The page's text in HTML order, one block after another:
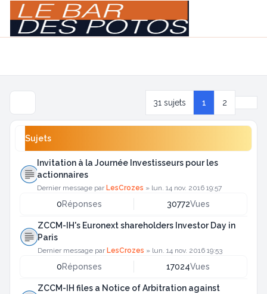
31 sujets 1 2
Sujets
Invitation à la Journée Investisseurs pour les
actionnaires
Dernier message par LesCrozes » lun. 14 nov. 2016 19:57
0Réponses 30772Vues
ZCCM-IH's Euronext shareholders Investor Day in
Paris
Dernier message par LesCrozes » lun. 14 nov. 2016 19:53
0Réponses 17024Vues
ZCCM-IH files a Notice of Arbitration against